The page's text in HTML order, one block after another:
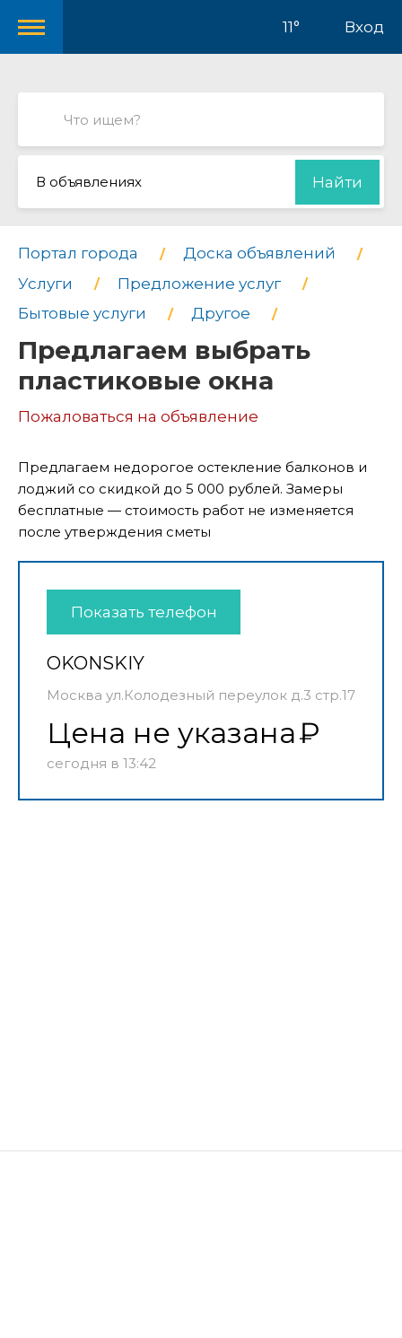
11° Вход
В объявлениях Найти
Портал города
Доска объявлений
Услуги
Предложение услуг
Бытовые услуги
Другое
Предлагаем выбрать
пластиковые окна
Пожаловаться на объявление
Предлагаем недорогое остекление балконов и
лоджий со скидкой до 5 000 рублей. Замеры
бесплатные — стоимость работ не изменяется
после утверждения сметы
Показать телефон
OKONSKIY
Москва ул.Колодезный переулок д.3 стр.17
Цена не указана
сегодня в 13:42